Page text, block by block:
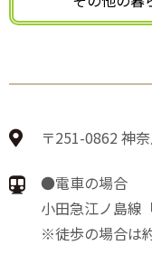
〒251-0862 神
●電車の場合
小田急江ノ島線
※徒歩の場合は